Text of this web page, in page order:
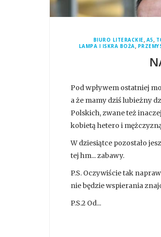
BIURO LITERACKIE, A5,
LAMPA I ISKRA BOŻA,
Pod wpływem ostatniej
a że mamy dziś lubieżny
Polskich, zwane też
kobietą hetero i
W dziesiątce pozostało
tej hm... zabawy.
P.S. Oczywiście tak
nie będzie wspierania
P.S.2 Od...